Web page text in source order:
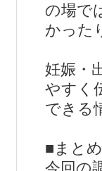
の場で
かった
妊娠・
やすく
できる
■まとめ